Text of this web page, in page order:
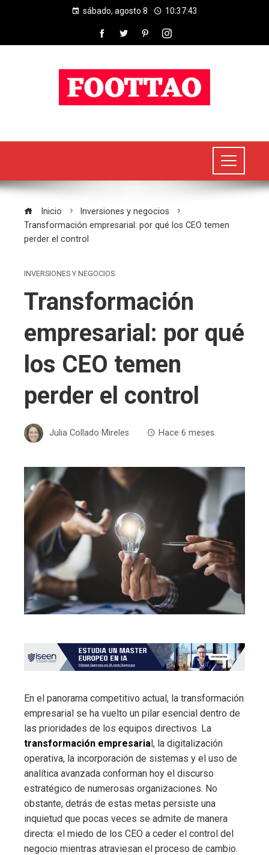
sábado, agosto 8 10:37:44
Inicio
Inversiones y negocios
Transformación empresarial: por qué los CEO temen
perder el control
INVERSIONES Y NEGOCIOS
Transformación
empresarial: por qué
los CEO temen
perder el control
Julia Collado Mireles Hace 6 meses
En el panorama competitivo actual, la transformación
empresarial se ha vuelto un pilar esencial dentro de
las prioridades de los equipos directivos. La
transformación empresarial, la digitalización
operativa, la incorporación de sistemas y el uso de
analítica avanzada conforman hoy el discurso
estratégico de numerosas organizaciones. No
obstante, detrás de estas metas persiste una
inquietud que pocas veces se admite de manera
directa: el miedo de los CEO a ceder el control del
negocio mientras atraviesan el proceso de cambio.